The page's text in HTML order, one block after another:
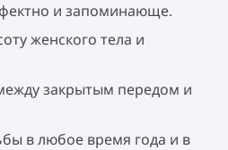
и запоминающе.
женского тела и
закрытым передом и
в любое время года и в